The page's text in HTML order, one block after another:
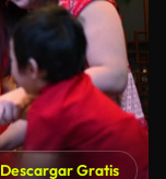
Descargar Gratis